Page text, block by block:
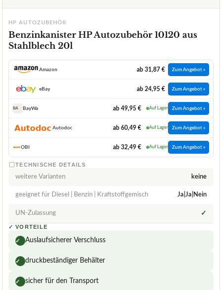
HP AUTOZUBEHÖR
Benzinkanister HP Autozubehör 10120 aus
Stahlblech 20l
Amazon ab 31,87 € Zum Angebot »
eBay ab 24,95 € Zum Angebot »
BA BayWa ab 49,95 € Auf Lager Zum Angebot »
Autodoc ab 60,49 € Auf Lager Zum Angebot »
OBI ab 32,49 € Auf Lager Zum Angebot »
TECHNISCHE DETAILS
weitere Varianten keine
geeignet für Diesel | Benzin | Kraftstoffgemisch Ja|Ja|Nein
UN-Zulassung ✓
✓ VORTEILE
✓ Auslaufsicherer Verschluss
✓ druckbeständiger Behälter
✓ sicher für den Transport